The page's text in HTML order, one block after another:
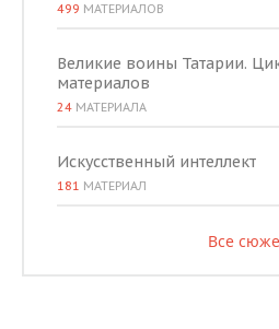
499 МАТЕРИАЛОВ
Великие воины Татарии.
материалов
24 МАТЕРИАЛА
Искусственный интеллект
181 МАТЕРИАЛ
Все